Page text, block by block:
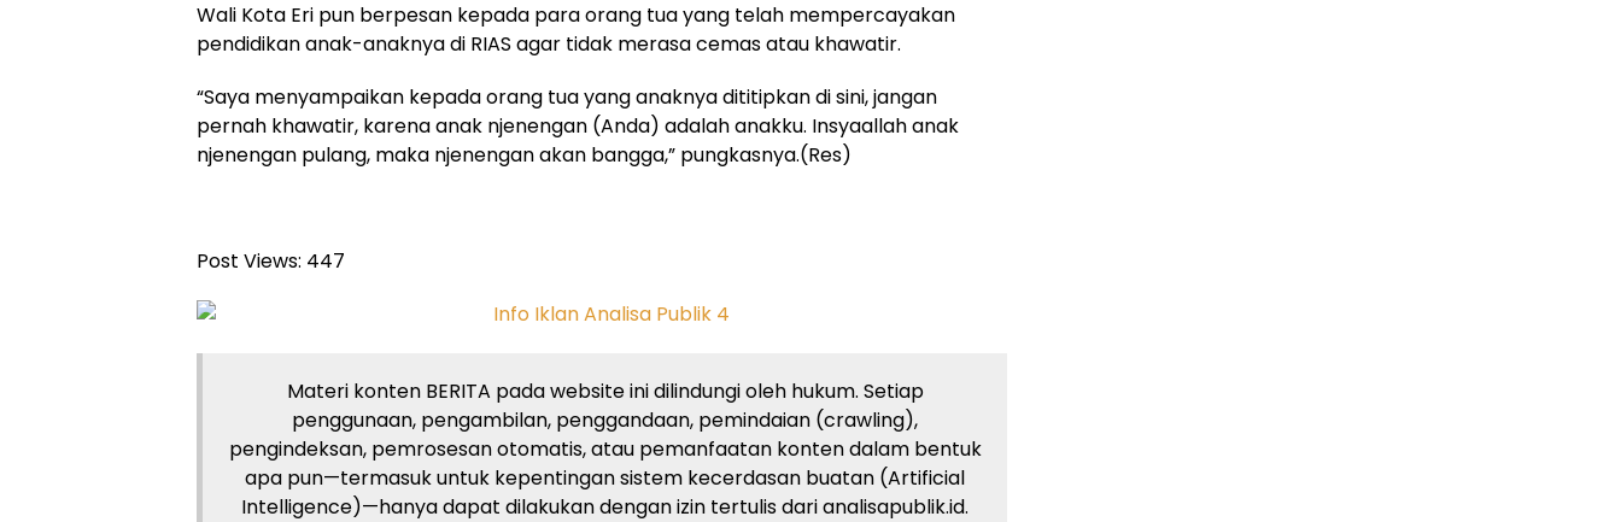
Wali Kota Eri pun berpesan kepada para orang tua yang telah mempercayakan
pendidikan anak-anaknya di RIAS agar tidak merasa cemas atau khawatir.
“Saya menyampaikan kepada orang tua yang anaknya dititipkan di sini, jangan
pernah khawatir, karena anak njenengan (Anda) adalah anakku. Insyaallah anak
njenengan pulang, maka njenengan akan bangga,” pungkasnya.(Res)
Post Views: 447
Materi konten BERITA pada website ini dilindungi oleh hukum. Setiap
penggunaan, pengambilan, penggandaan, pemindaian (crawling),
pengindeksan, pemrosesan otomatis, atau pemanfaatan konten dalam bentuk
apa pun—termasuk untuk kepentingan sistem kecerdasan buatan (Artificial
Intelligence)—hanya dapat dilakukan dengan izin tertulis dari analisapublik.id.